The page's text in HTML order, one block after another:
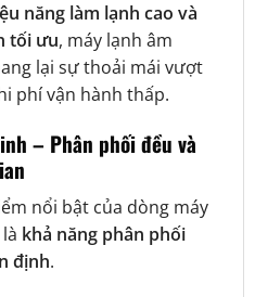
năng làm lạnh cao và
tối ưu, máy lạnh âm
lại sự thoải mái vượt
phí vận hành thấp.
– Phân phối đều và
nổi bật của dòng máy
khả năng phân phối
định.